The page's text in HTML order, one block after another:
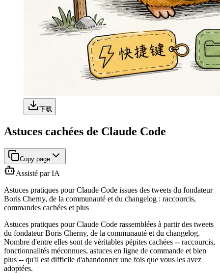
下载
Astuces cachées de Claude Code
Copy page
Assisté par IA
Astuces pratiques pour Claude Code issues des tweets du fondateur
Boris Cherny, de la communauté et du changelog : raccourcis,
commandes cachées et plus
Astuces pratiques pour Claude Code rassemblées à partir des tweets
du fondateur Boris Cherny, de la communauté et du changelog.
Nombre d'entre elles sont de véritables pépites cachées -- raccourcis,
fonctionnalités méconnues, astuces en ligne de commande et bien
plus -- qu'il est difficile d'abandonner une fois que vous les avez
adoptées.